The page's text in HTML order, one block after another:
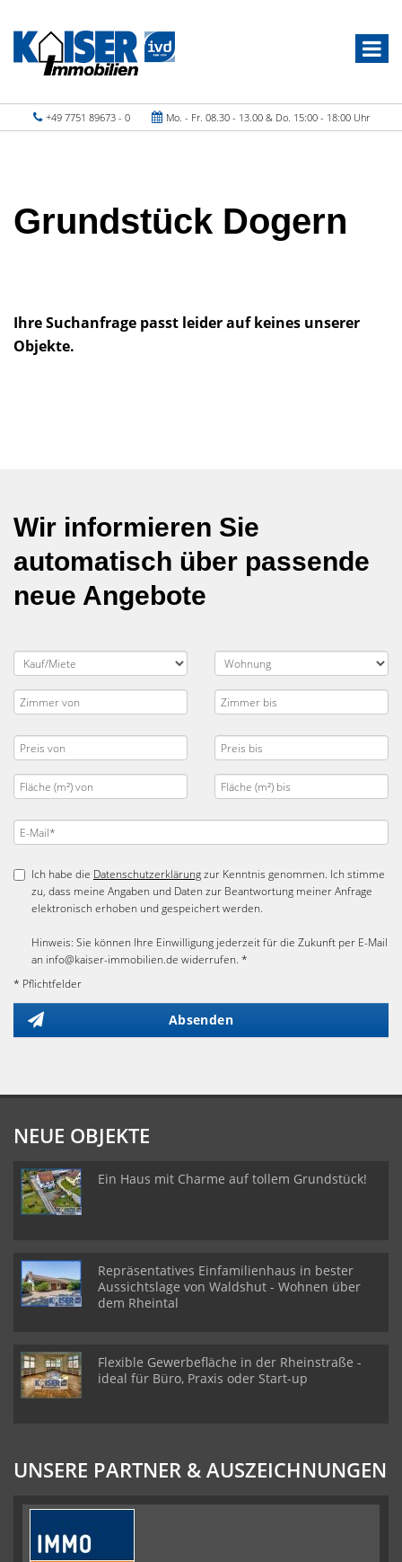
+49 7751 89673 - 0 Mo. - Fr. 08.30 - 13.00 & Do. 15:00 - 18:00 Uhr
Grundstück Dogern
Ihre Suchanfrage passt leider auf keines unserer
Objekte.
Wir informieren Sie
automatisch über passende
neue Angebote
Ich habe die Datenschutzerklärungzur Kenntnis genommen. Ich stimme
zu, dass meine Angaben und Daten zur Beantwortung meiner Anfrage
elektronisch erhoben und gespeichert werden.
Hinweis: Sie können Ihre Einwilligung jederzeit für die Zukunft per E-Mail
an info@kaiser-immobilien.de widerrufen. *
* Pflichtfelder
Absenden
NEUE OBJEKTE
Ein Haus mit Charme auf tollem Grundstück!
Repräsentatives Einfamilienhaus in bester
Aussichtslage von Waldshut - Wohnen über
dem Rheintal
Flexible Gewerbefläche in der Rheinstraße -
ideal für Büro, Praxis oder Start-up
UNSERE PARTNER & AUSZEICHNUNGEN